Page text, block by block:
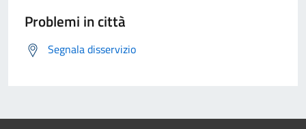
Problemi in città
Segnala disservizio